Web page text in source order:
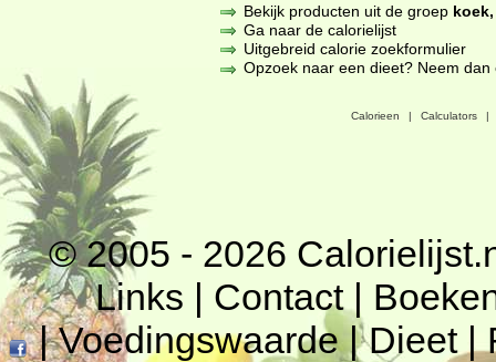
Bekijk producten uit de groep
Ga naar de calorielijst
Uitgebreid calorie zoekformulier
Opzoek naar een dieet? Neem
Calorieen | Calculators |
© 2005 - 2026
Links | Contact|
|Voedingswaarde|Dieet|